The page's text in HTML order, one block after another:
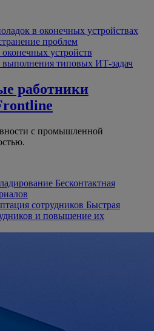
в оконечных устройствах
проблем
устройств
выполнения типовых ИТ-задач
работники
с промышленной
Бесконтактная
сотрудников Быстрая
и повышение их